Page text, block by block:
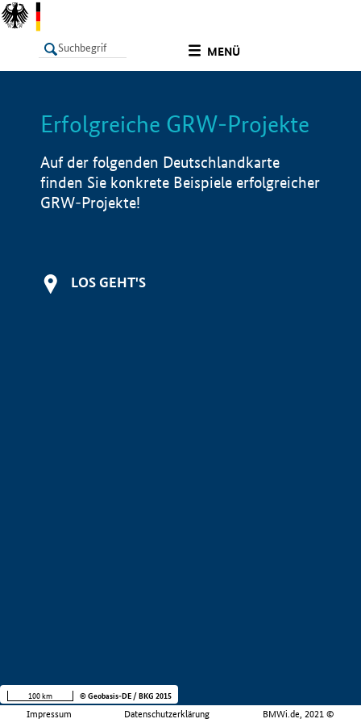
MENÜ
LISTE Info
Erfolgreiche GRW-Projekte
Auf der folgenden Deutschlandkarte
finden Sie konkrete Beispiele erfolgreicher
GRW-Projekte!
LOS GEHT'S
Impressum Datenschutzerklärung BMWi.de, 2021 ©
100 km © Geobasis-DE / BKG 2015